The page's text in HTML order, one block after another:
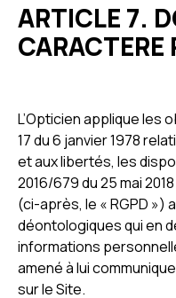
ARTICLE 7.
CARACTERE
L’Opticien applique les
17 du 6 janvier 1978
et aux libertés, les
2016/679 du 25 mai
(ci-après, le « RGPD »)
déontologiques qui en
informations
amené à lui
sur le Site.